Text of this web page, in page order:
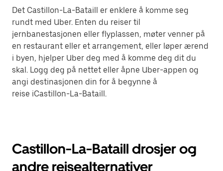
Det Castillon-La-Bataill er enklere å komme seg
rundt med Uber. Enten du reiser til
jernbanestasjonen eller flyplassen, møter venner på
en restaurant eller et arrangement, eller løper ærend
i byen, hjelper Uber deg med å komme deg dit du
skal. Logg deg på nettet eller åpne Uber-appen og
angi destinasjonen din for å begynne å
reise iCastillon-La-Bataill.
Castillon-La-Bataill drosjer og
andre reisealternativer